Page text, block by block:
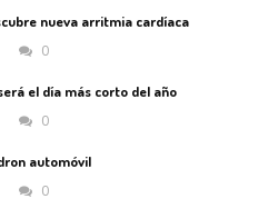
nueva arritmia cardíaca
0
el día más corto del año
0
automóvil
0